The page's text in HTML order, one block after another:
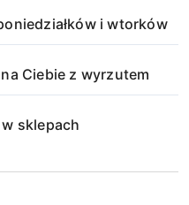
i wtorków
Ciebie z wyrzutem
sklepach